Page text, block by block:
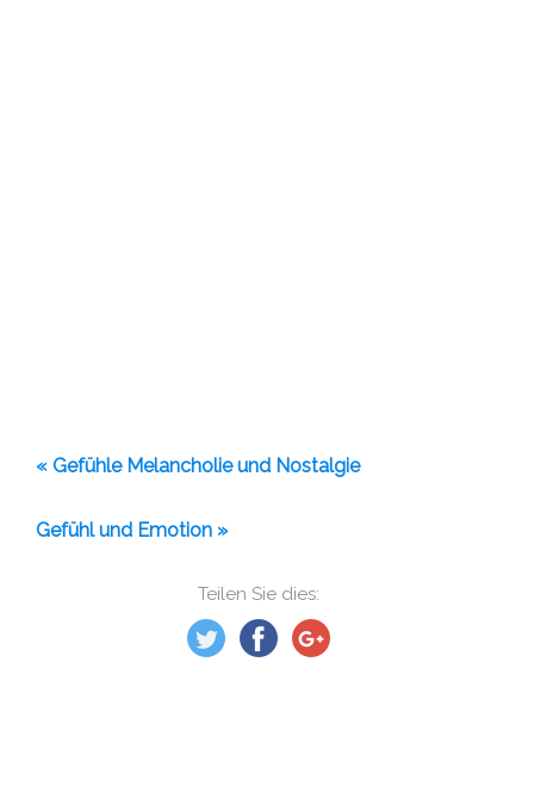
Teilen Sie dies:
« Gefühle Melancholie und Nostalgie
Gefühl und Emotion »